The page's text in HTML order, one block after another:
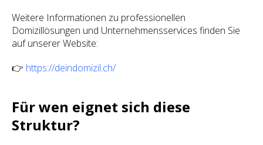
Weitere Informationen zu professionellen
Domizillösungen und Unternehmensservices finden Sie
auf unserer Website:
👉 https://deindomizil.ch/
Für wen eignet sich diese
Struktur?